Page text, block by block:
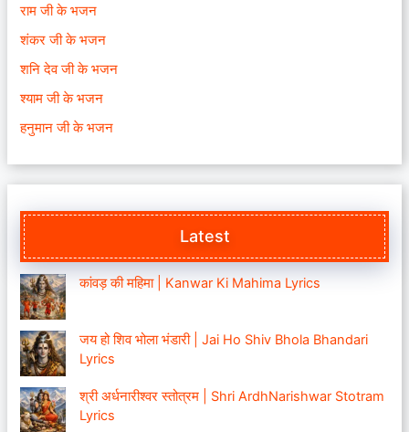
राम जी के भजन
शंकर जी के भजन
शनि देव जी के भजन
श्याम जी के भजन
हनुमान जी के भजन
Latest
कांवड़ की महिमा | Kanwar Ki Mahima Lyrics
जय हो शिव भोला भंडारी | Jai Ho Shiv Bhola Bhandari
Lyrics
श्री अर्धनारीश्वर स्तोत्रम | Shri ArdhNarishwar Stotram
Lyrics